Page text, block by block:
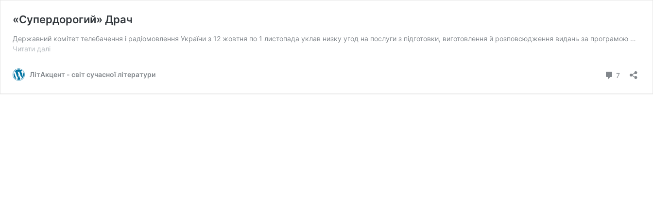
«Супердорогий» Драч
Державний комітет телебачення і радіомовлення України з 12 жовтня по 1 листопада уклав низку угод на послуги з підготовки, виготовлення й розповсюдження видань за програмою …
Читати далі«Супердорогий»
ЛітАкцент - світ сучасної літератури
7